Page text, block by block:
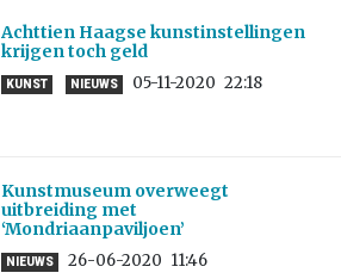
Achttien Haagse kunstinstellingen
krijgen toch geld
KUNST NIEUWS 05-11-2020 22:18
Kunstmuseum overweegt
uitbreiding met
‘Mondriaanpaviljoen’
NIEUWS 26-06-2020 11:46